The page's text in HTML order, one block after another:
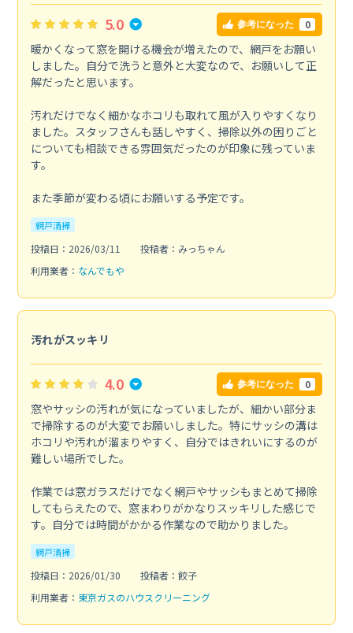
5.0 参考になった 0
暖かくなって窓を開ける機会が増えたので、網戸をお願い
しました。自分で洗うと意外と大変なので、お願いして正
解だったと思います。
汚れだけでなく細かなホコリも取れて風が入りやすくなり
ました。スタッフさんも話しやすく、掃除以外の困りごと
についても相談できる雰囲気だったのが印象に残っていま
す。
また季節が変わる頃にお願いする予定です。
網戸清掃
投稿日：2026/03/11
投稿者：みっちゃん
利用業者： なんでもや
汚れがスッキリ
4.0 参考になった 0
窓やサッシの汚れが気になっていましたが、細かい部分ま
で掃除するのが大変でお願いしました。特にサッシの溝は
ホコリや汚れが溜まりやすく、自分ではきれいにするのが
難しい場所でした。
作業では窓ガラスだけでなく網戸やサッシもまとめて掃除
してもらえたので、窓まわりがかなりスッキリした感じで
す。自分では時間がかかる作業なので助かりました。
網戸清掃
投稿日：2026/01/30
投稿者：餃子
利用業者： 東京ガスのハウスクリーニング